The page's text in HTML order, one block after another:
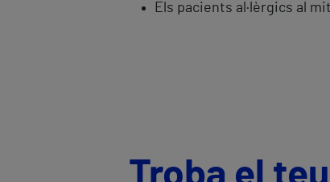
Els pacients al·lèrgics al